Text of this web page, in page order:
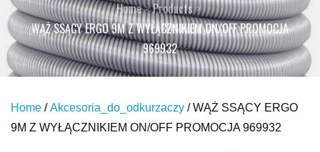
Home
Products
WĄŻ SSĄCY ERGO 9M Z WYŁĄCZNIKIEM ON/OFF PROMOCJA
969932
Home /Akcesoria_do_odkurzaczy / WĄŻ SSĄCY ERGO
9M Z WYŁĄCZNIKIEM ON/OFF PROMOCJA 969932